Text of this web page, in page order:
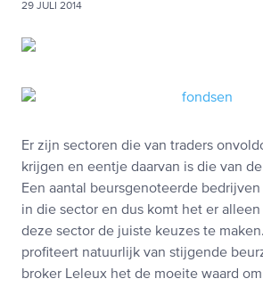
29 JULI 2014
Er zijn sectoren die van traders
krijgen en eentje daarvan is die van
Een aantal beursgenoteerde
in die sector en dus komt het er alleen
deze sector de juiste keuzes te
profiteert natuurlijk van stijgende
broker Leleux het de moeite waard